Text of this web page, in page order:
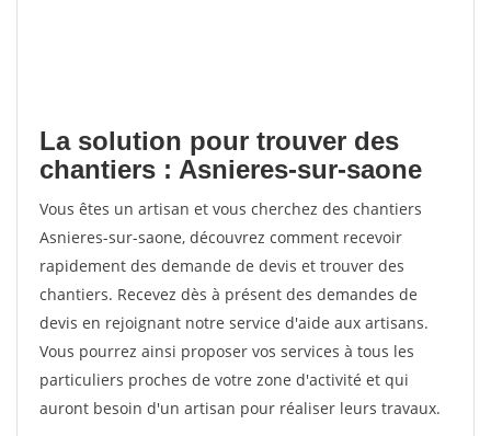
La solution pour trouver des
chantiers : Asnieres-sur-saone
Vous êtes un artisan et vous cherchez des chantiers
Asnieres-sur-saone, découvrez comment recevoir
rapidement des demande de devis et trouver des
chantiers. Recevez dès à présent des demandes de
devis en rejoignant notre service d'aide aux artisans.
Vous pourrez ainsi proposer vos services à tous les
particuliers proches de votre zone d'activité et qui
auront besoin d'un artisan pour réaliser leurs travaux.